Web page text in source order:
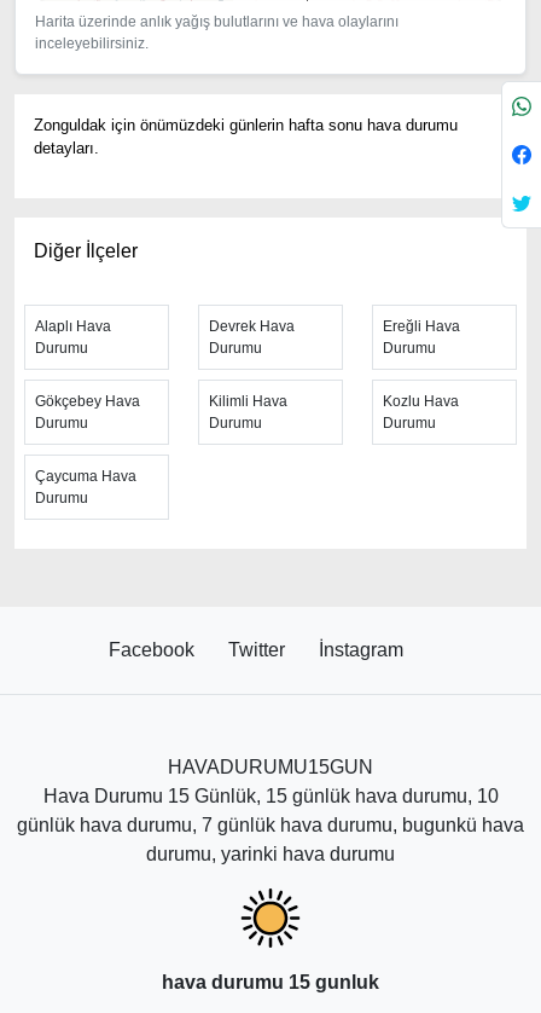
Harita üzerinde anlık yağış bulutlarını ve hava olaylarını
inceleyebilirsiniz.
Zonguldak için önümüzdeki günlerin hafta sonu hava durumu
detayları.
Diğer İlçeler
Alaplı Hava
Durumu
Devrek Hava
Durumu
Ereğli Hava
Durumu
Gökçebey Hava
Durumu
Kilimli Hava
Durumu
Kozlu Hava
Durumu
Çaycuma Hava
Durumu
Facebook Twitter İnstagram
HAVADURUMU15GUN
Hava Durumu 15 Günlük, 15 günlük hava durumu, 10
günlük hava durumu, 7 günlük hava durumu, bugunkü hava
durumu, yarinki hava durumu
hava durumu 15 gunluk